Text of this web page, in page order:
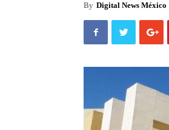
By Digital News México